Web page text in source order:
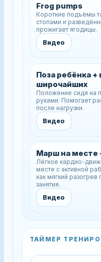
Frog pumps
Короткие подъёмы
стопами и
прожигает ягодицы.
Видео
Поза ребёнка
широчайших
Положение сидя на
руками. Помогает
после нагрузки.
Видео
Марш на месте
Лёгкое кардио-
месте с активной
как мягкий
занятия.
Видео
ТАЙМЕР